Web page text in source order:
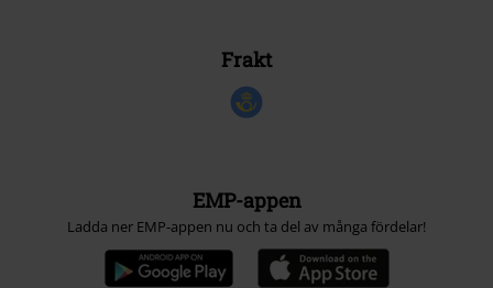
Frakt
EMP-appen
Ladda ner EMP-appen nu och ta del av många fördelar!